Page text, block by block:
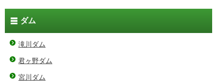
ダム
滝川ダム
君ヶ野ダム
宮川ダム